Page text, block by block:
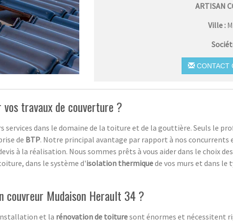
ARTISAN
Ville :
CONTACT
travaux de couverture ?
dans le domaine de la toiture et de la gouttière. Seuls le
de BTP. Notre principal avantage par rapport à nos concurrents
à la réalisation. Nous sommes prêts à vous aider dans le choix
dans le système d'isolation thermiquede vos murs et dans le
couvreur Mudaison Herault 34 ?
et la rénovation de toituresont énormes et nécessitent